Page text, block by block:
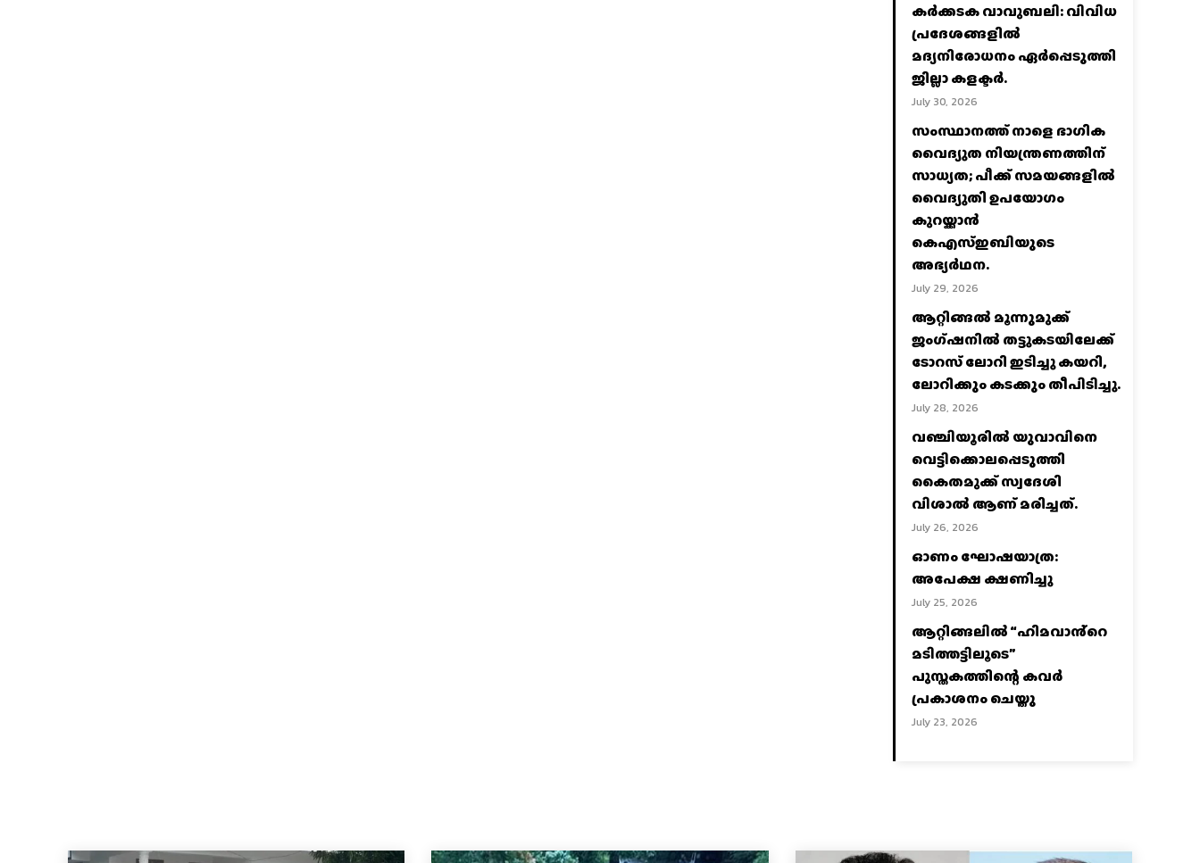
കര്‍ക്കടക വാവുബലി: വിവിധ
പ്രദേശങ്ങളില്‍
മദ്യനിരോധനം ഏര്‍പ്പെടുത്തി
ജില്ലാ കളക്ടര്‍.
July 30, 2026
സംസ്ഥാനത്ത് നാളെ ഭാഗിക
വൈദ്യുത നിയന്ത്രണത്തിന്
സാധ്യത; പീക്ക് സമയങ്ങളില്‍
വൈദ്യുതി ഉപയോഗം
കുറയ്ക്കാൻ
കെഎസ്‌ഇബിയുടെ
അഭ്യര്‍ഥന.
July 29, 2026
ആറ്റിങ്ങൽ മൂന്നുമുക്ക്
ജംഗ്ഷനിൽ തട്ടുകടയിലേക്ക്
ടോറസ് ലോറി ഇടിച്ചു കയറി,
ലോറിക്കും കടക്കും തീപിടിച്ചു.
July 28, 2026
വഞ്ചിയൂരില്‍ യുവാവിനെ
വെട്ടിക്കൊലപ്പെടുത്തി
കൈതമുക്ക് സ്വദേശി
വിശാല്‍ ആണ് മരിച്ചത്.
July 26, 2026
ഓണം ഘോഷയാത്ര:
അപേക്ഷ ക്ഷണിച്ചു
July 25, 2026
ആറ്റിങ്ങലിൽ “ഹിമവാൻ്റെ
മടിത്തട്ടിലൂടെ”
പുസ്തകത്തിന്റെ കവർ
പ്രകാശനം ചെയ്തു
July 23, 2026